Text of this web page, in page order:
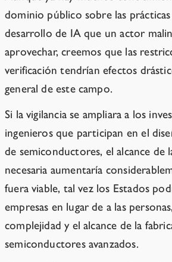
dominio público sobre las prácticas
desarrollo de IA que un actor
aprovechar, creemos que las
verificación tendrían efectos
general de este campo.
Si la vigilancia se ampliara a los
ingenieros que participan en el
de semiconductores, el alcance de
necesaria aumentaría
fuera viable, tal vez los Estados
empresas en lugar de a las
complejidad y el alcance de la
semiconductores avanzados.